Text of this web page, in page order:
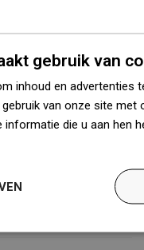

gebruik van
inhoud en advertenties
van onze site met
informatie die u aan hen